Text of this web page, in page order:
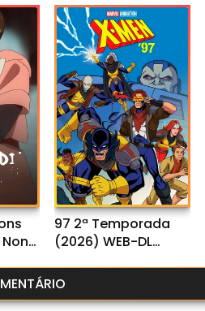
97 2ª Temporada
(2026) WEB-DL